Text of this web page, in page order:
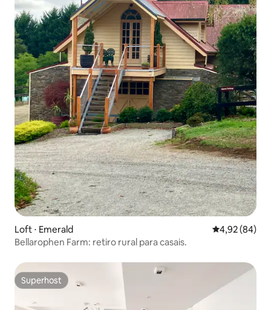
Loft ⋅ Emerald 4,92 de uma
4,92 (84)
Bellarophen Farm: retiro rural para casais.
Superhost
Superhost